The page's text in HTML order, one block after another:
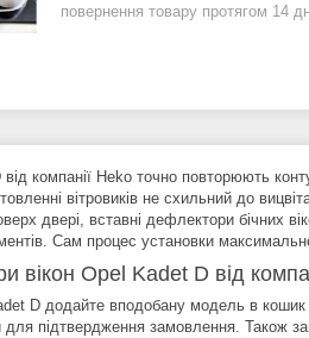
повернення товару протягом 14
від компанії Heko точно повторюють
вітровиків не схильний до
двері, вставні дефлектори бічних
Сам процес установки
вікон Opel Kadet D від
D додайте вподобану модель в кошик
для підтвердження замовлення.